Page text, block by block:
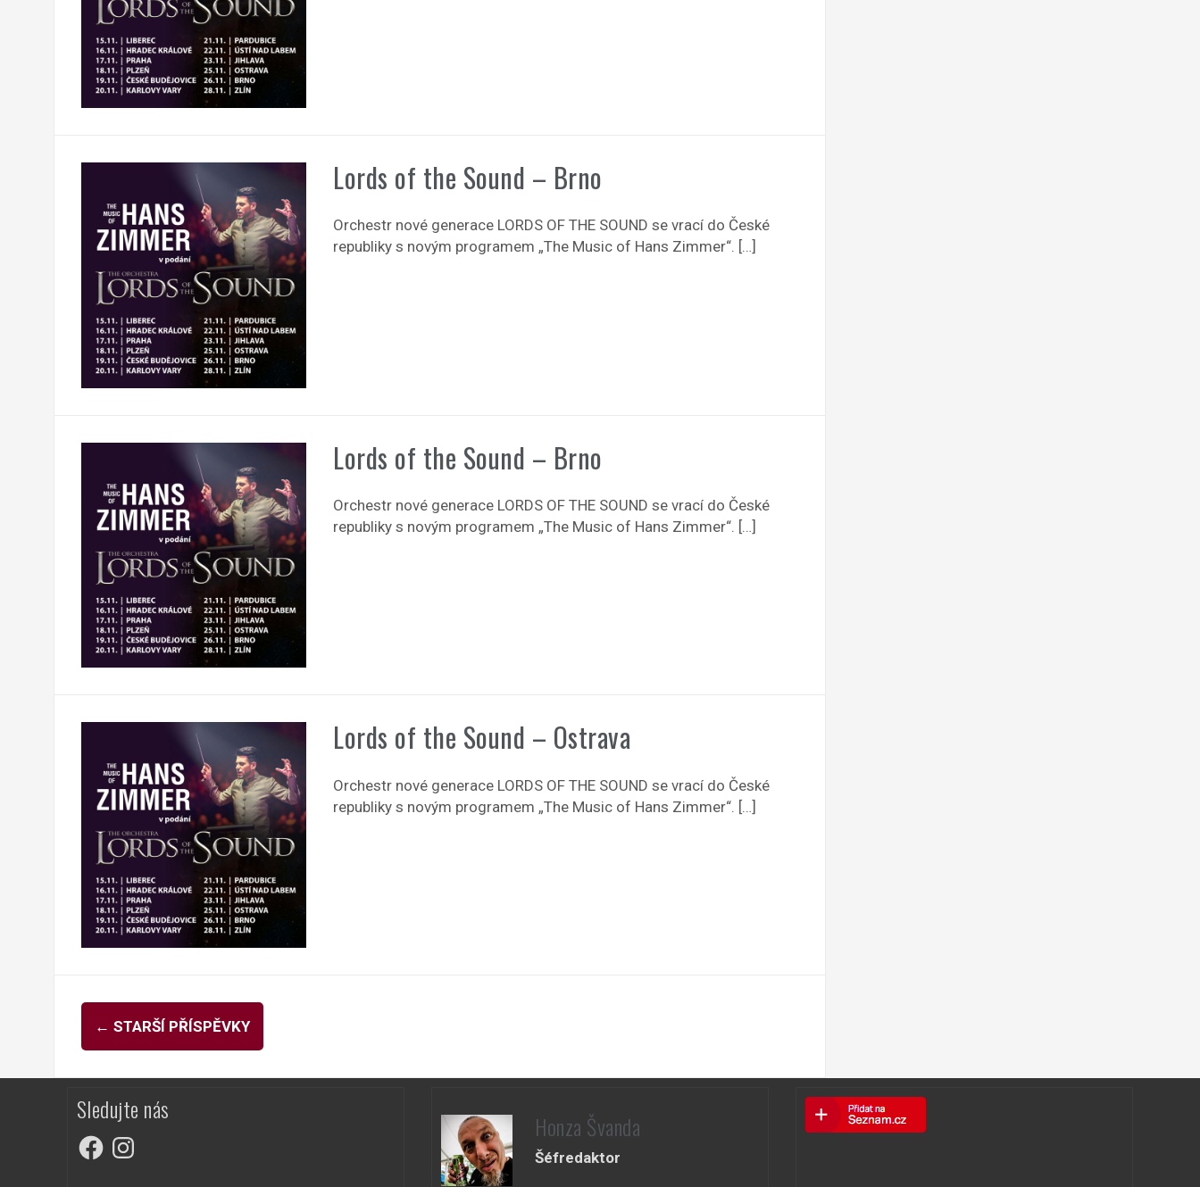
Lords of the Sound – Brno
Orchestr nové generace LORDS OF THE SOUND se vrací do České
republiky s novým programem „The Music of Hans Zimmer“. […]
Lords of the Sound – Brno
Orchestr nové generace LORDS OF THE SOUND se vrací do České
republiky s novým programem „The Music of Hans Zimmer“. […]
Lords of the Sound – Ostrava
Orchestr nové generace LORDS OF THE SOUND se vrací do České
republiky s novým programem „The Music of Hans Zimmer“. […]
Navigace
pro
příspěvky
← STARŠÍ PŘÍSPĚVKY
Sledujte nás
FacebookInstagram Honza Švanda
Šéfredaktor